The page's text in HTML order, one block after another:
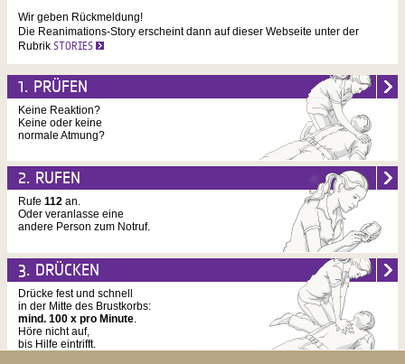
Wir geben Rückmeldung!
Die Reanimations-Story erscheint dann auf dieser Webseite unter der
Rubrik STORIES
Keine Reaktion?
Keine oder keine
normale Atmung?
1. PRÜFEN
Rufe 112 an.
Oder veranlasse eine
andere Person zum Notruf.
2. RUFEN
Drücke fest und schnell
in der Mitte des Brustkorbs:
mind. 100 x pro Minute.
Höre nicht auf,
bis Hilfe eintrifft.
3. DRÜCKEN